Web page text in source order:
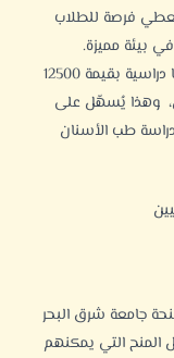
فرصة للطلاب
بيئة مميزة.
: تُقدم منحًا دراسية بقيمة 12500
وهذا يُسهّل على
طب الأسنان
جامعة شرق البحر
التي يمكنهم